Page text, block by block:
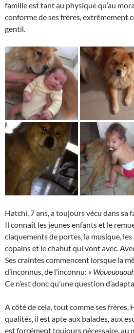
famille est tant au physique qu’au
conforme de ses frères, extrêmement
gentil.
Hatchi, 7 ans, a toujours vécu dans sa
Il connaît les jeunes enfants et le
claquements de portes, la musique, les
copains et le chahut qui vont avec.
Ses craintes commencent lorsque la
d’inconnus, de l’inconnu: «
Ce n’est donc qu’une question
A côté de cela, tout comme ses frères,
qualités, il est apte aux balades, aux
est forcément toujours nécessaire, au